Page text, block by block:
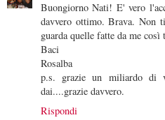
Buongiorno Nati! E' vero
davvero ottimo. Brava. Non
guarda quelle fatte da me
Baci
Rosalba
p.s. grazie un miliardo
dai....grazie davvero.
Rispondi